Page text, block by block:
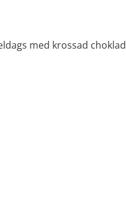
med krossad choklad